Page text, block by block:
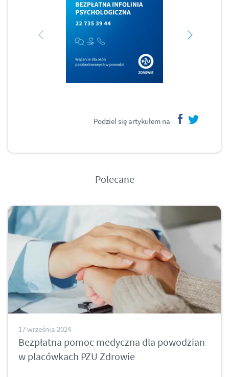
Podziel się artykułem na
Polecane
17 września 2024
Bezpłatna pomoc medyczna dla powodzian
w placówkach PZU Zdrowie